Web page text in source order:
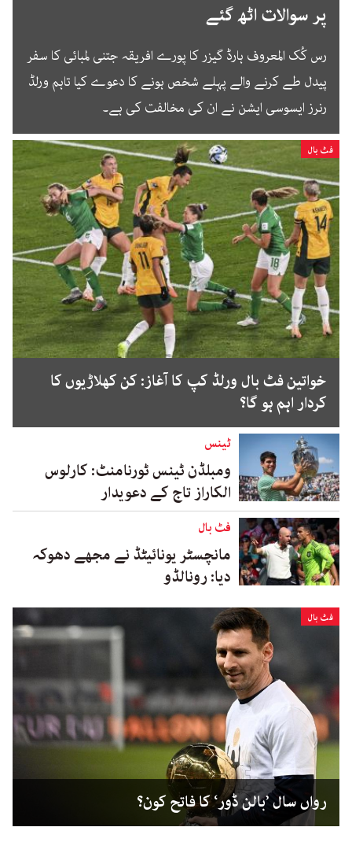
پر سوالات اٹھ گئے
رس کُک المعروف ہارڈ گیزر کا پورے افریقہ جتنی لمبائی کا سفر
پیدل طے کرنے والے پہلے شخص ہونے کا دعوے کیا تاہم ورلڈ
رنرز ایسوسی ایشن نے ان کی مخالفت کی ہے۔
فٹ بال
خواتین فٹ بال ورلڈ کپ کا آغاز: کن کھلاڑیوں کا
کردار اہم ہو گا؟
ٹینس
ومبلڈن ٹینس ٹورنامنٹ: کارلوس
الکاراز تاج کے دعویدار
فٹ بال
مانچسٹر یونائیٹڈ نے مجھے دھوکہ
دیا: رونالڈو
فٹ بال
رواں سال ’بالن ڈور‘ کا فاتح کون؟